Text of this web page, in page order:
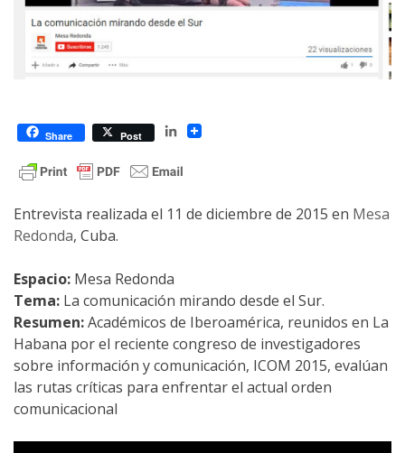
Share Post LinkedIn
Entrevista realizada el 11 de diciembre de 2015 en Mesa
Redonda, Cuba.
Espacio: Mesa Redonda
Tema: La comunicación mirando desde el Sur.
Resumen:Académicos de Iberoamérica, reunidos en La
Haba­na por el reciente congreso de investigadores
sobre in­for­mación y co­mu­­ni­cación, ICOM 2015, evalúan
las ru­tas críticas para enfrentar el actual orden
comunicacional